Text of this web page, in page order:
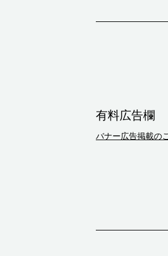
有料広告欄
バナー広告掲載の